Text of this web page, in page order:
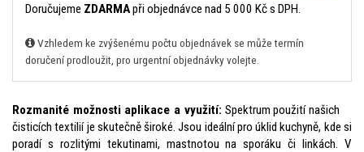
Doručujeme ZDARMApři objednávce nad 5 000 Kč s DPH.
Vzhledem ke zvýšenému počtu objednávek se může termín
doručení prodloužit, pro urgentní objednávky volejte.
Rozmanité možnosti aplikace a využití: Spektrum použití našich
čisticích textilií je skutečně široké. Jsou ideální pro úklid kuchyně, kde si
poradí s rozlitými tekutinami, mastnotou na sporáku či linkách. V